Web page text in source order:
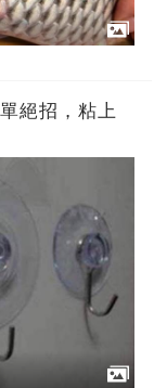
絕招，粘上